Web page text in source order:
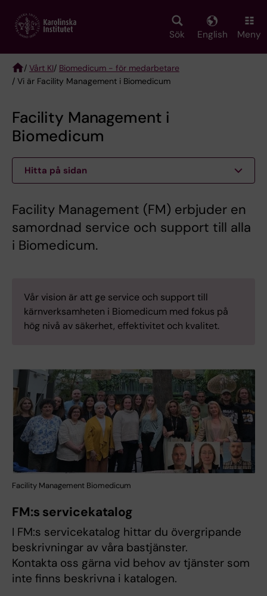
main
Sök English Meny
Breadcrumb
/ Vårt KI/ Biomedicum - för medarbetare
/ Vi är Facility Management i Biomedicum
Facility Management i
Biomedicum
Hitta på sidan
Facility Management (FM) erbjuder en
samordnad service och support till alla
i Biomedicum.
Vår vision är att ge service och support till
kärnverksamheten i Biomedicum med fokus på
hög nivå av säkerhet, effektivitet och kvalitet.
Facility Management Biomedicum
FM:s servicekatalog
I FM:s servicekatalog hittar du övergripande
beskrivningar av våra bastjänster.
Kontakta oss gärna vid behov av tjänster som
inte finns beskrivna i katalogen.